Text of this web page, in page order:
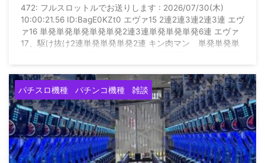
472: フルスロットルでお送りします : 2026/07/30(木)
10:00:21.56 ID:BagE0KZt0 エヴァ15 2連2連3連2連3連 エヴ
ァ16 単発単発単発単発単発2連3連単発単発単発6連 エヴァ
17、駆け抜け2連単発単発単発2連 キン肉マン 単発単発単
抜け単発単発3連 暴凶 3連2連駆け抜け駆け抜け なのは
3連 何これ いつになったら勝てるの？ これだけ当たり引い
て万 ...
パチスロ機種 パチンコ機種 雑談